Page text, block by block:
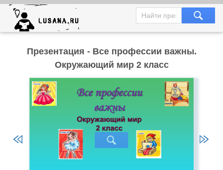
Презентация - Все профессии важны.
Окружающий мир 2 класс